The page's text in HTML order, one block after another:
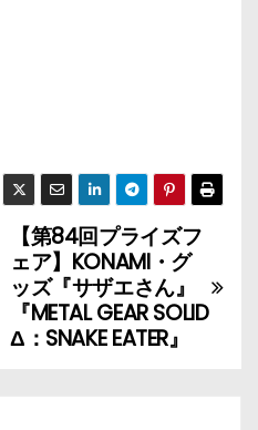
【第84回プライズフ
ェア】KONAMI・グ
ッズ『サザエさん』
『METAL GEAR SOLID
Δ：SNAKE EATER』